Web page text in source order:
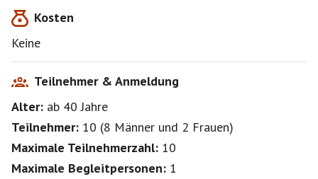
Kosten
Keine
Teilnehmer & Anmeldung
Alter: ab 40Jahre
Teilnehmer: 10 (8 Männer und 2 Frauen)
Maximale Teilnehmerzahl: 10
Maximale Begleitpersonen: 1